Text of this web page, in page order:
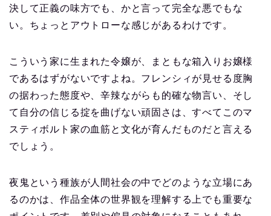
決して正義の味方でも、かと言って完全な悪でもな
い。ちょっとアウトローな感じがあるわけです。
こういう家に生まれた令嬢が、まともな箱入りお嬢様
であるはずがないですよね。フレンシィが見せる度胸
の据わった態度や、辛辣ながらも的確な物言い、そし
て自分の信じる掟を曲げない頑固さは、すべてこのマ
スティボルト家の血筋と文化が育んだものだと言える
でしょう。
夜鬼という種族が人間社会の中でどのような立場にあ
るのかは、作品全体の世界観を理解する上でも重要な